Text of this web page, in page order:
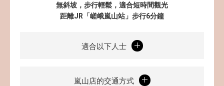
無斜坡，步行輕鬆，適合短時間觀光
距離JR「嵯峨嵐山站」步行6分鐘
適合以下人士
嵐山店的交通方式